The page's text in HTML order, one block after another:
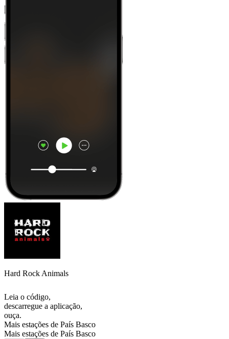
Hard Rock Animals
Leia o código,
descarregue a aplicação,
ouça.
Mais estações de País Basco
Mais estações de País Basco